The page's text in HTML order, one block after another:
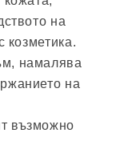
на
козметика.
намалява
на
възможно